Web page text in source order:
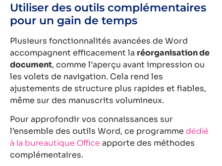
Utiliser des outils complémentaires
pour un gain de temps
Plusieurs fonctionnalités avancées de Word
accompagnent efficacement la réorganisation de
document, comme l’aperçu avant impression ou
les volets de navigation. Cela rend les
ajustements de structure plus rapides et fiables,
même sur des manuscrits volumineux.
Pour approfondir vos connaissances sur
l’ensemble des outils Word, ce programme dédié
à la bureautique Office apporte des méthodes
complémentaires.